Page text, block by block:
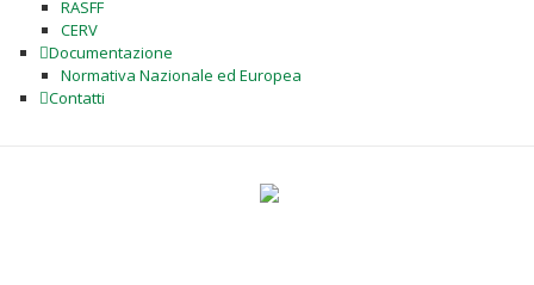
RASFF
CERV
Documentazione
Normativa Nazionale ed Europea
Contatti